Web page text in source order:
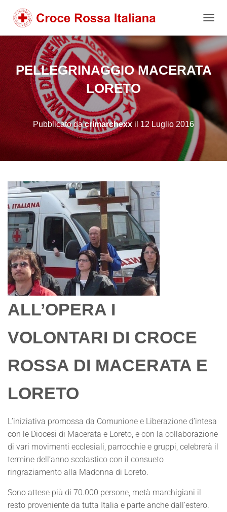
PELLEGRINAGGIO MACERATA
LORETO
Pubblicato dacrimarchexx il12 Luglio 2016
ALL’OPERA I
VOLONTARI DI CROCE
ROSSA DI MACERATA E
LORETO
L’iniziativa promossa da Comunione e Liberazione d’intesa
con le Diocesi di Macerata e Loreto, e con la collaborazione
di vari movimenti ecclesiali, parrocchie e gruppi, celebrerà il
termine dell’anno scolastico con il consueto
ringraziamento alla Madonna di Loreto.
Sono attese più di 70.000 persone, metà marchigiani il
resto proveniente da tutta Italia e parte anche dall’estero.